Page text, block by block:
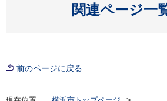
関連ページ一
開く
前のページに戻る